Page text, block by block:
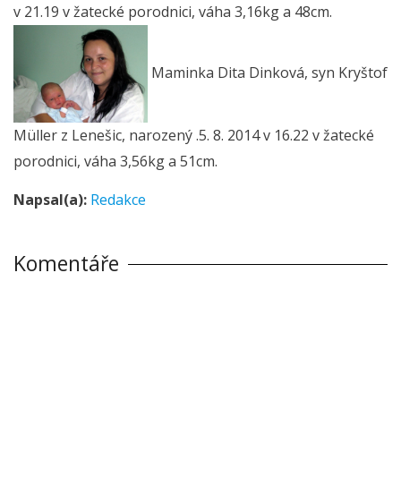
v 21.19 v žatecké porodnici, váha 3,16kg a 48cm.
Maminka Dita Dinková, syn Kryštof
Müller z Lenešic, narozený .5. 8. 2014 v 16.22 v žatecké
porodnici, váha 3,56kg a 51cm.
Napsal(a): Redakce
Komentáře